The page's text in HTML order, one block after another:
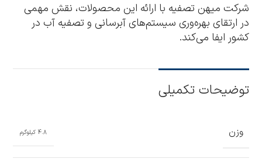
شرکت میهن تصفیه با ارائه این محصولات، نقش مهمی
در ارتقای بهره‌وری سیستم‌های آبرسانی و تصفیه آب در
کشور ایفا می‌کند.
توضیحات تکمیلی
وزن 4.8 کیلوگرم